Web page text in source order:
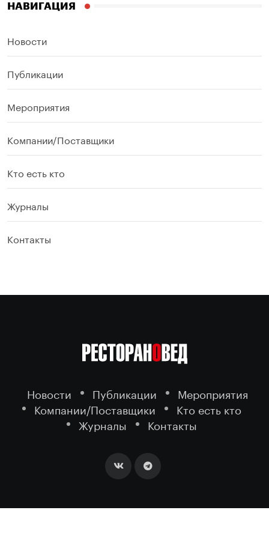
НАВИГАЦИЯ
Новости
Публикации
Мероприятия
Компании/Поставщики
Кто есть кто
Журналы
Контакты
Новости Публикации
Мероприятия
Компании/Поставщики
Кто есть кто
Журналы
Контакты